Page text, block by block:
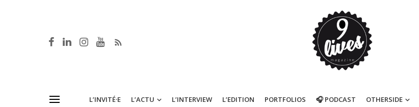
L’INVITÉ·E L’ACTU L’INTERVIEW L’EDITION PORTFOLIOS 🎧 PODCAST OTHERSIDE